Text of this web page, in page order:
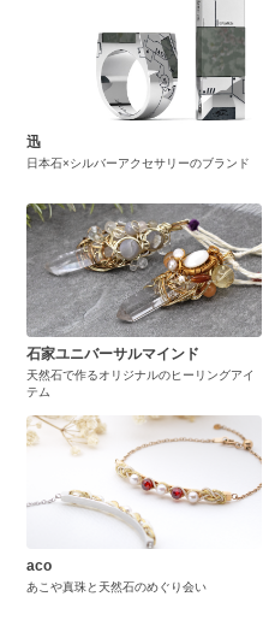
迅
日本石×シルバーアクセサリーのブランド
石家ユニバーサルマインド
天然石で作るオリジナルのヒーリングアイ
テム
aco
あこや真珠と天然石のめぐり会い